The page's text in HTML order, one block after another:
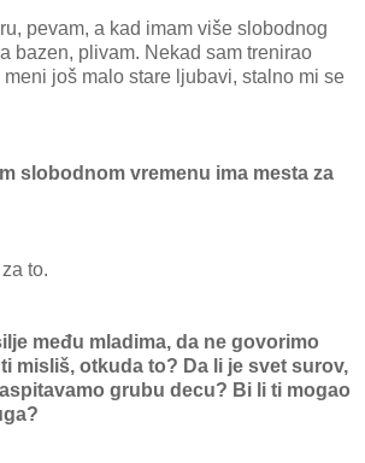
pevam, a kad imam više slobodnog
bazen, plivam. Nekad sam trenirao
još malo stare ljubavi, stalno mi se
slobodnom vremenu ima mesta za
to.
među mladima, da ne govorimo
misliš, otkuda to? Da li je svet surov,
grubu decu? Bi li ti mogao